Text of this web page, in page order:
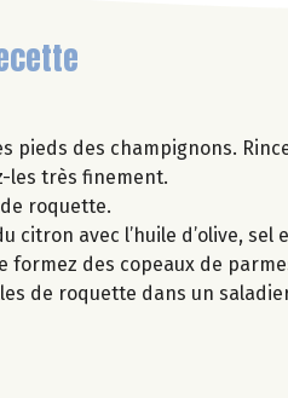
pieds des champignons.
les très finement.
de roquette.
citron avec l’huile d’olive, sel
formez des copeaux de
de roquette dans un